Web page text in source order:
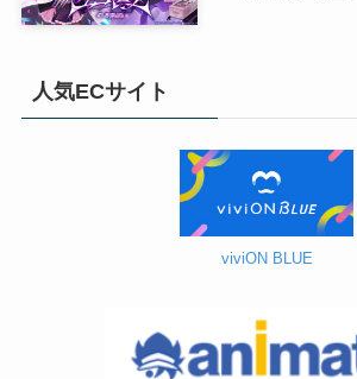
人気ECサイト
viviON BLUE